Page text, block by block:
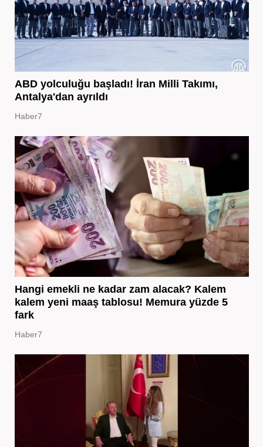
ABD yolculuğu başladı! İran Milli Takımı,
Antalya'dan ayrıldı
Haber7
Hangi emekli ne kadar zam alacak? Kalem
kalem yeni maaş tablosu! Memura yüzde 5
fark
Haber7